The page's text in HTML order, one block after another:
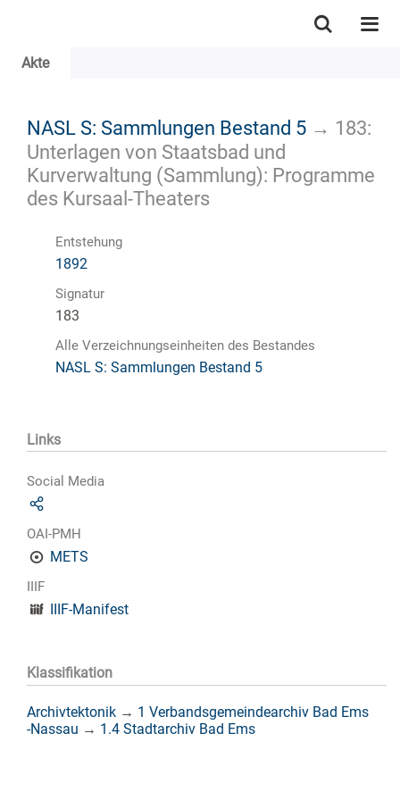
Akte
NASL S: Sammlungen Bestand 5 → 183:
Unterlagen von Staatsbad und
Kurverwaltung (Sammlung): Programme
des Kursaal-Theaters
Entstehung
1892
Signatur
183
Alle Verzeichnungseinheiten des Bestandes
NASL S: Sammlungen Bestand 5
Links
Social Media
OAI-PMH
METS
IIIF
IIIF-Manifest
Klassifikation
Archivtektonik → 1 Verbandsgemeindearchiv Bad Ems
-Nassau → 1.4 Stadtarchiv Bad Ems